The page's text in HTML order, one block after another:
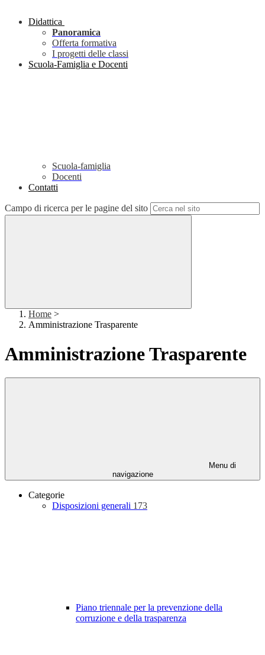
Didattica
Panoramica
Offerta formativa
I progetti delle classi
Scuola-Famiglia e Docenti
Scuola-famiglia
Docenti
Contatti
Campo di ricerca per le pagine del sito
Home >
Amministrazione Trasparente
Amministrazione Trasparente
Menu di
navigazione
Categorie
Disposizioni generali 173
Piano triennale per la prevenzione della
corruzione e della trasparenza